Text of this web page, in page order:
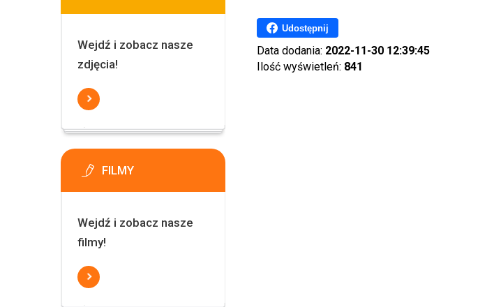
Udostępnij
Data dodania: 2022-11-30 12:39:45
Ilość wyświetleń: 841
Wejdź i zobacz nasze
zdjęcia!
FILMY
Wejdź i zobacz nasze
filmy!